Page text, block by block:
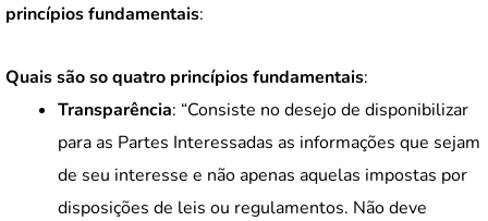
princípios fundamentais:
Quais são so quatro princípios fundamentais:
Transparência: “Consiste no desejo de disponibilizar
para as Partes Interessadas as informações que sejam
de seu interesse e não apenas aquelas impostas por
disposições de leis ou regulamentos. Não deve